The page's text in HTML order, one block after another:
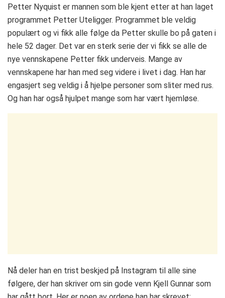
Petter Nyquist er mannen som ble kjent etter at han laget
programmet Petter Uteligger. Programmet ble veldig
populært og vi fikk alle følge da Petter skulle bo på gaten i
hele 52 dager. Det var en sterk serie der vi fikk se alle de
nye vennskapene Petter fikk underveis. Mange av
vennskapene har han med seg videre i livet i dag. Han har
engasjert seg veldig i å hjelpe personer som sliter med rus.
Og han har også hjulpet mange som har vært hjemløse.
Nå deler han en trist beskjed på Instagram til alle sine
følgere, der han skriver om sin gode venn Kjell Gunnar som